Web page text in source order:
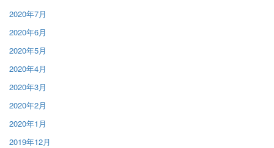
2020年7月
2020年6月
2020年5月
2020年4月
2020年3月
2020年2月
2020年1月
2019年12月